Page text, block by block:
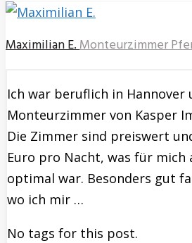
Maximilian E.Monteurzimmer
Ich war beruflich in Hannover
Monteurzimmer von Kasper
Die Zimmer sind preiswert
Euro pro Nacht, was für mich
optimal war. Besonders gut
wo ich mir …
No tags for this post.